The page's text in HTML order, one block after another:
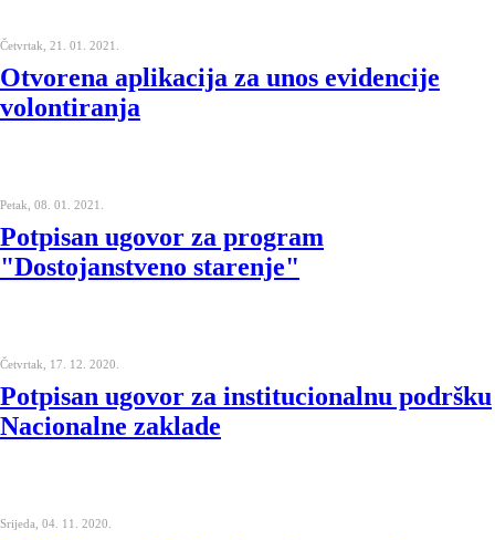
Četvrtak, 21. 01. 2021.
Otvorena aplikacija za unos evidencije
volontiranja
Petak, 08. 01. 2021.
Potpisan ugovor za program
"Dostojanstveno starenje"
Četvrtak, 17. 12. 2020.
Potpisan ugovor za institucionalnu podršku
Nacionalne zaklade
Srijeda, 04. 11. 2020.